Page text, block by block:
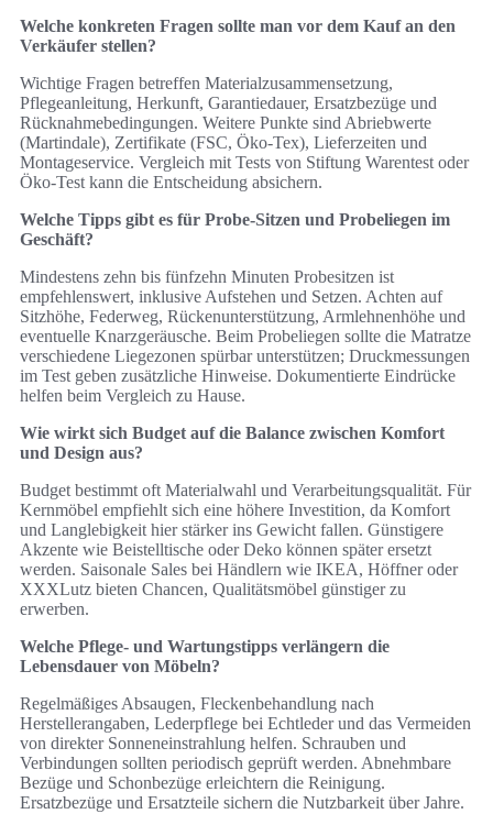
Welche konkreten Fragen sollte man vor dem Kauf an den
Verkäufer stellen?
Wichtige Fragen betreffen Materialzusammensetzung,
Pflegeanleitung, Herkunft, Garantiedauer, Ersatzbezüge und
Rücknahmebedingungen. Weitere Punkte sind Abriebwerte
(Martindale), Zertifikate (FSC, Öko‑Tex), Lieferzeiten und
Montageservice. Vergleich mit Tests von Stiftung Warentest oder
Öko‑Test kann die Entscheidung absichern.
Welche Tipps gibt es für Probe‑Sitzen und Probeliegen im
Geschäft?
Mindestens zehn bis fünfzehn Minuten Probesitzen ist
empfehlenswert, inklusive Aufstehen und Setzen. Achten auf
Sitzhöhe, Federweg, Rückenunterstützung, Armlehnenhöhe und
eventuelle Knarzgeräusche. Beim Probeliegen sollte die Matratze
verschiedene Liegezonen spürbar unterstützen; Druckmessungen
im Test geben zusätzliche Hinweise. Dokumentierte Eindrücke
helfen beim Vergleich zu Hause.
Wie wirkt sich Budget auf die Balance zwischen Komfort
und Design aus?
Budget bestimmt oft Materialwahl und Verarbeitungsqualität. Für
Kernmöbel empfiehlt sich eine höhere Investition, da Komfort
und Langlebigkeit hier stärker ins Gewicht fallen. Günstigere
Akzente wie Beistelltische oder Deko können später ersetzt
werden. Saisonale Sales bei Händlern wie IKEA, Höffner oder
XXXLutz bieten Chancen, Qualitätsmöbel günstiger zu
erwerben.
Welche Pflege‑ und Wartungstipps verlängern die
Lebensdauer von Möbeln?
Regelmäßiges Absaugen, Fleckenbehandlung nach
Herstellerangaben, Lederpflege bei Echtleder und das Vermeiden
von direkter Sonneneinstrahlung helfen. Schrauben und
Verbindungen sollten periodisch geprüft werden. Abnehmbare
Bezüge und Schonbezüge erleichtern die Reinigung.
Ersatzbezüge und Ersatzteile sichern die Nutzbarkeit über Jahre.